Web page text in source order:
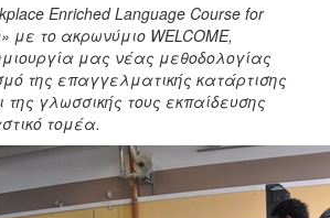
Enriched Language Course for
» με το ακρωνύμιο WELCOME,
μας νέας μεθοδολογίας
της επαγγελματικής κατάρτισης
γλωσσικής τους εκπαίδευσης
τομέα.